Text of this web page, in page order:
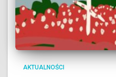
AKTUALNOŚCI